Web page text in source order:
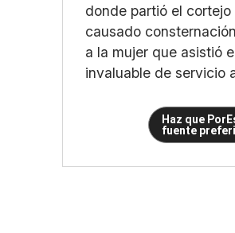
donde partió el
causado
a la mujer que asistió
invaluable de servicio
Haz que
fuente